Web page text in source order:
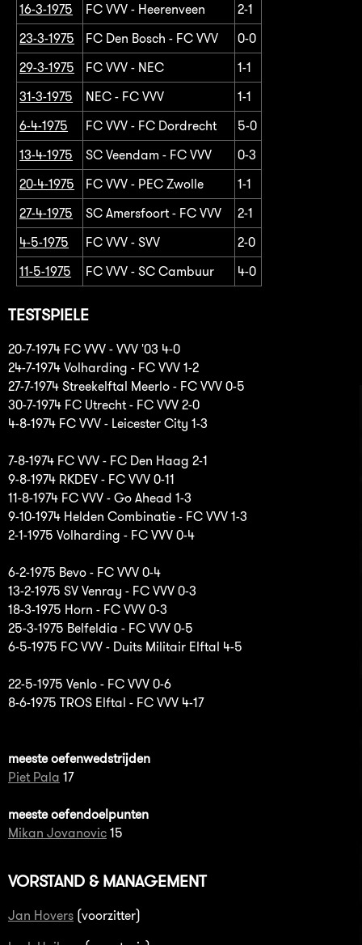
16-3-1975
FC VVV - Heerenveen
2-1
23-3-1975
FC Den Bosch - FC VVV
0-0
29-3-1975
FC VVV - NEC
1-1
31-3-1975
NEC - FC VVV
1-1
6-4-1975
FC VVV - FC Dordrecht
5-0
13-4-1975
SC Veendam - FC VVV
0-3
20-4-1975
FC VVV - PEC Zwolle
1-1
27-4-1975
SC Amersfoort - FC VVV
2-1
4-5-1975
FC VVV - SVV
2-0
11-5-1975
FC VVV - SC Cambuur 4-0
TESTSPIELE
20-7-1974 FC VVV - VVV '03 4-0
24-7-1974 Volharding - FC VVV 1-2
27-7-1974 Streekelftal Meerlo - FC VVV 0-5
30-7-1974 FC Utrecht - FC VVV 2-0
4-8-1974 FC VVV - Leicester City 1-3
7-8-1974 FC VVV - FC Den Haag 2-1
9-8-1974 RKDEV - FC VVV 0-11
11-8-1974 FC VVV - Go Ahead 1-3
9-10-1974 Helden Combinatie - FC VVV 1-3
2-1-1975 Volharding - FC VVV 0-4
6-2-1975 Bevo - FC VVV 0-4
13-2-1975 SV Venray - FC VVV 0-3
18-3-1975 Horn - FC VVV 0-3
25-3-1975 Belfeldia - FC VVV 0-5
6-5-1975 FC VVV - Duits Militair Elftal 4-5
22-5-1975 Venlo - FC VVV 0-6
8-6-1975 TROS Elftal - FC VVV 4-17
meeste oefenwedstrijden
Piet Pala 17
meeste oefendoelpunten
Mikan Jovanovic 15
VORSTAND & MANAGEMENT
Jan Hovers (voorzitter)